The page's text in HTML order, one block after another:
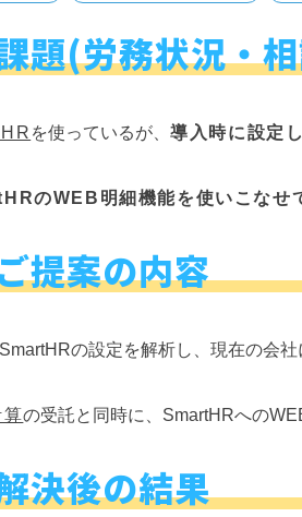
題(労務状況・
を使っているが、導入時に設定
のWEB明細機能を使いこなせ
提案の内容
SmartHRの設定を解析し、現在の会
算の受託と同時に、SmartHRへの
決後の結果